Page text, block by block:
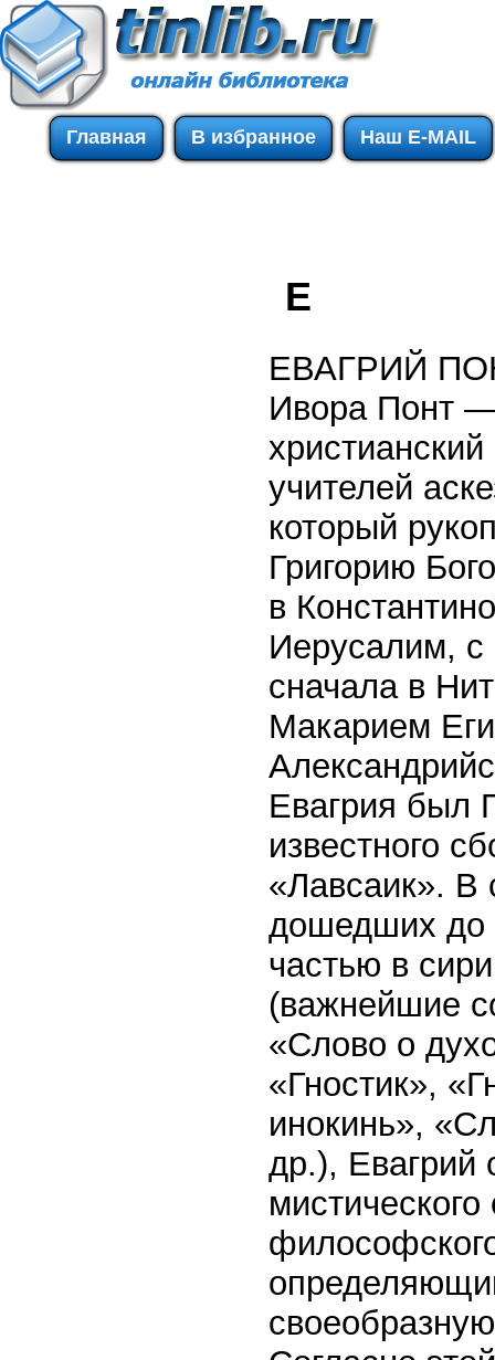
Главная В избранное Наш E-MAIL
Е
ЕВАГРИЙ
Ивора Понт
учителей
который
Григорию
в
Иерусалим,
сначала в
Макарием
Евагрия был
известного
«Лавсаик». В
дошедших до
частью в
(важнейшие
«Слово о
«Гностик»,
инокинь»,
др.), Евагрий